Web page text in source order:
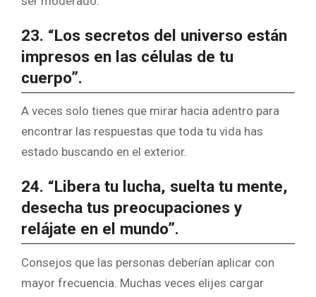
23. “Los secretos del universo están
impresos en las células de tu
cuerpo”.
A veces solo tienes que mirar hacia adentro para
encontrar las respuestas que toda tu vida has
estado buscando en el exterior.
24. “Libera tu lucha, suelta tu mente,
desecha tus preocupaciones y
relájate en el mundo”.
Consejos que las personas deberían aplicar con
mayor frecuencia. Muchas veces elijes cargar